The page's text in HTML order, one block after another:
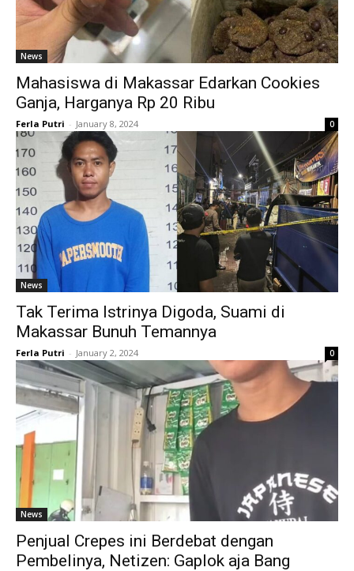
News
Mahasiswa di Makassar Edarkan Cookies
Ganja, Harganya Rp 20 Ribu
Ferla Putri - January 8, 2024 0
News
Tak Terima Istrinya Digoda, Suami di
Makassar Bunuh Temannya
Ferla Putri - January 2, 2024 0
News
Penjual Crepes ini Berdebat dengan
Pembelinya, Netizen: Gaplok aja Bang